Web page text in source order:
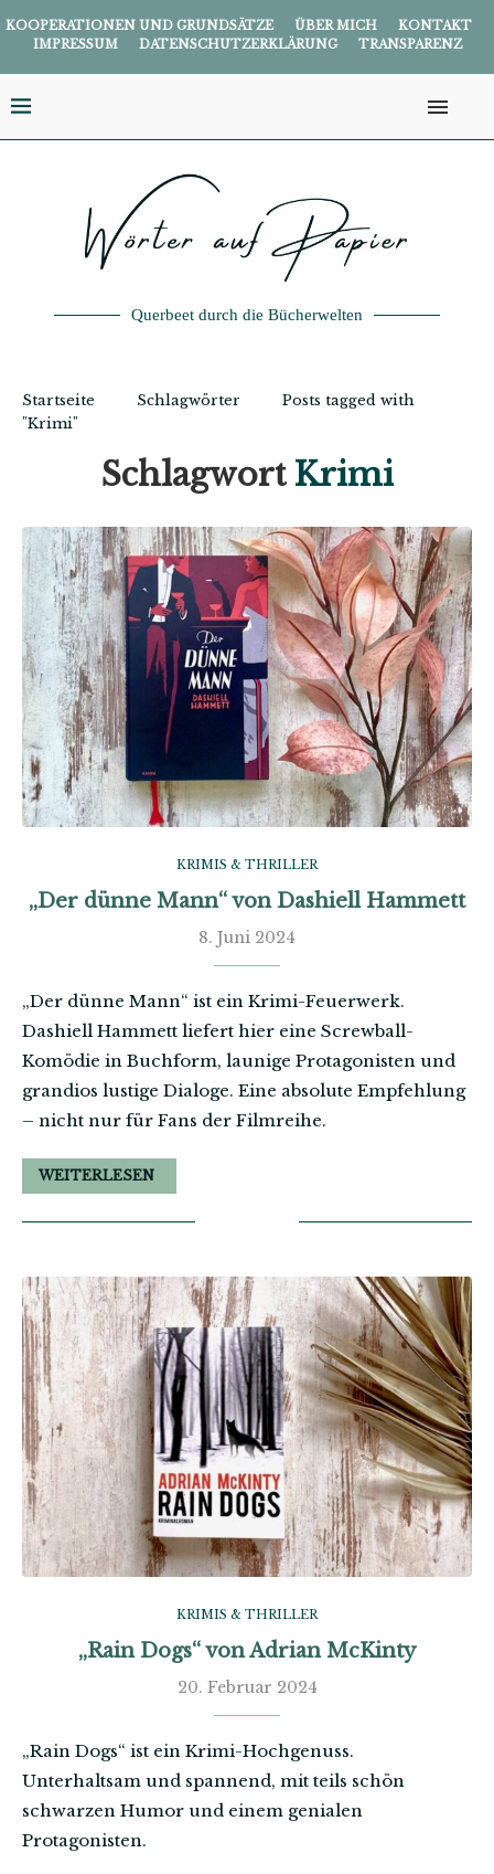
KOOPERATIONEN UND GRUNDSÄTZE ÜBER MICH
KONTAKT
IMPRESSUM
DATENSCHUTZERKLÄRUNG TRANSPARENZ
Querbeet durch die Bücherwelten
Startseite Schlagwörter
Posts tagged with
"Krimi"
Schlagwort Krimi
KRIMIS & THRILLER
„Der dünne Mann“ von Dashiell Hammett
8. Juni 2024
„Der dünne Mann“ ist ein Krimi-Feuerwerk.
Dashiell Hammett liefert hier eine Screwball-
Komödie in Buchform, launige Protagonisten und
grandios lustige Dialoge. Eine absolute Empfehlung
– nicht nur für Fans der Filmreihe.
WEITERLESEN
KRIMIS & THRILLER
„Rain Dogs“ von Adrian McKinty
20. Februar 2024
„Rain Dogs“ ist ein Krimi-Hochgenuss.
Unterhaltsam und spannend, mit teils schön
schwarzen Humor und einem genialen
Protagonisten.